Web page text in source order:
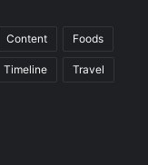
Content Foods
Timeline Travel